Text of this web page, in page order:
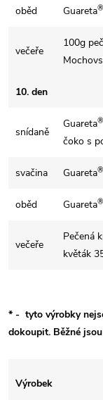
oběd Guareta®
večeře
100g
10. den
snídaně
Guareta®
čoko s
svačina Guareta®
oběd Guareta®
večeře
Pečená
květák
* - tyto výrobky
dokoupit. Běžné
Výrobek